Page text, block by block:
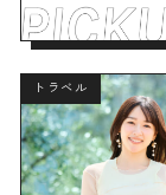
トラベル